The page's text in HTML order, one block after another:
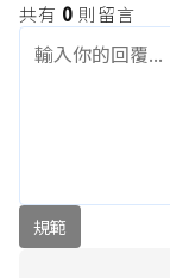
共有 0 則留言
規範